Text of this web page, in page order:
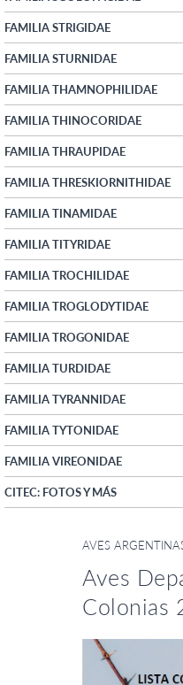
FAMILIA STRIGIDAE
FAMILIA STURNIDAE
FAMILIA THAMNOPHILIDAE
FAMILIA THINOCORIDAE
FAMILIA THRAUPIDAE
FAMILIA THRESKIORNITHIDAE
FAMILIA TINAMIDAE
FAMILIA TITYRIDAE
FAMILIA TROCHILIDAE
FAMILIA TROGLODYTIDAE
FAMILIA TROGONIDAE
FAMILIA TURDIDAE
FAMILIA TYRANNIDAE
FAMILIA TYTONIDAE
FAMILIA VIREONIDAE
CITEC: FOTOS Y MÁS
AVES
Aves
Colonias